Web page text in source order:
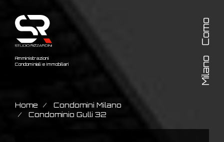
Amministrazioni
Condominiali e Immobiliari
Home
Condomini Milano
Condominio Gulli 32
Milano
Como